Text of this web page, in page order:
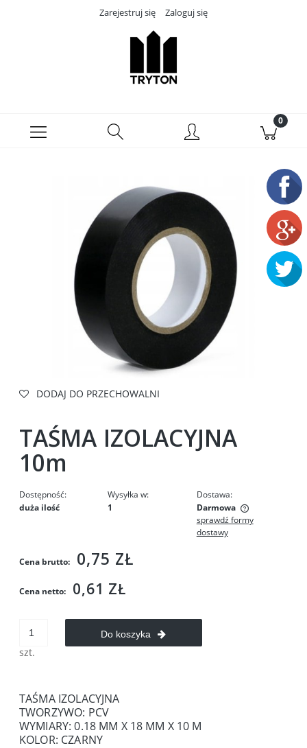
Zarejestruj się Zaloguj się
DODAJ DO PRZECHOWALNI
TAŚMA IZOLACYJNA
10m
Dostępność:
duża ilość
Wysyłka w:
1
Dostawa:
Darmowa
Cena nie zawiera ewentualnych kosztów płatności
sprawdź formy
dostawy
Cena brutto: 0,75 ZŁ
Cena netto: 0,61 ZŁ
szt.
Do koszyka
TAŚMA IZOLACYJNA
TWORZYWO: PCV
WYMIARY: 0.18 MM X 18 MM X 10 M
KOLOR: CZARNY